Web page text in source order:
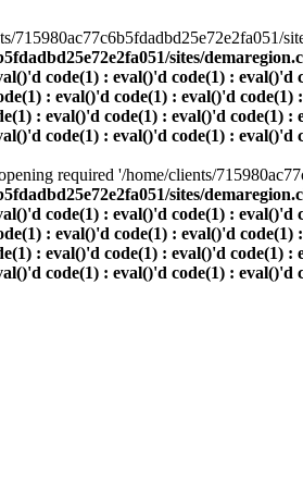
715980ac77c6b5fdadbd25e72e2fa051/
sites/
code(1) : eval()'d code(1) :
: eval()'d code(1) : eval()'d
: eval()'d code(1) : eval()'d code(1)
code(1) : eval()'d code(1) :
required '/home/clients/
sites/
code(1) : eval()'d code(1) :
: eval()'d code(1) : eval()'d
: eval()'d code(1) : eval()'d code(1)
code(1) : eval()'d code(1) :